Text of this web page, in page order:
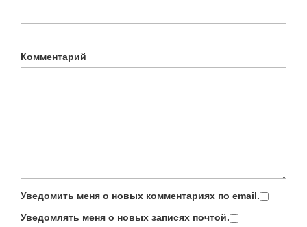
Комментарий
Уведомить меня о новых комментариях по email.
Уведомлять меня о новых записях почтой.